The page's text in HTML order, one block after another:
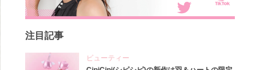
注目記事
ビューティー